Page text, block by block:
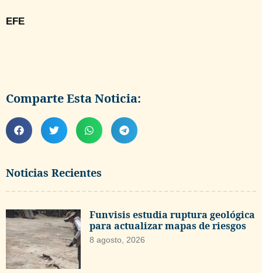
Noticias Recientes
Funvisis estudia ruptura geológica
para actualizar mapas de riesgos
8 agosto, 2026
EFE
Comparte Esta Noticia: